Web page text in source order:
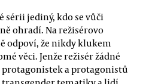
sérii jediný, kdo se vůči
ohradí. Na režisérovo
odpoví, že nikdy klukem
věci. Jenže režisér žádné
a protagonistů